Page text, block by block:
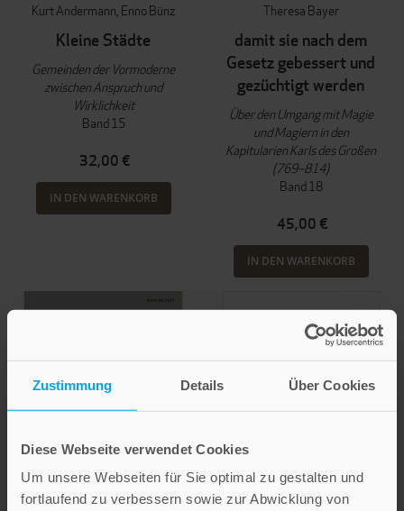
Zustimmung Details Über Cookies
Diese Webseite verwendet Cookies
Um unsere Webseiten für Sie optimal zu gestalten und
fortlaufend zu verbessern sowie zur Abwicklung von
Kurt Andermann Enno Bünz
Kleine Städte
Gemeinden der Vormoderne
zwischen Anspruch und
Wirklichkeit
Band 15
32,00 €
IN DEN WARENKORB
Theresa Bayer
damit sie nach dem
Gesetz gebessert und
gezüchtigt werden
Über den Umgang mit Magie
und Magiern in den
Kapitularien Karls des Großen
(769–814)
Band 18
45,00 €
IN DEN WARENKORB